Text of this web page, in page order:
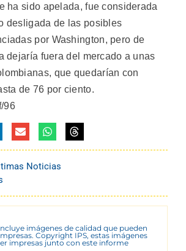
ha sido apelada, fue considerada
desligada de las posibles
por Washington, pero de
dejaría fuera del mercado a unas
que quedarían con
de 76 por ciento.
96
Noticias
imágenes de calidad que pueden
Copyright IPS, estas imágenes
impresas junto con este informe